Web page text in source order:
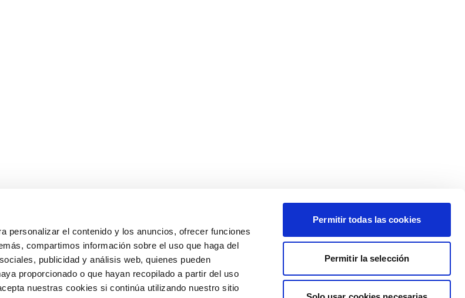
personalizar el contenido y los anuncios, ofrecer funciones
compartimos información sobre el uso que haga del
publicidad y análisis web, quienes pueden
proporcionado o que hayan recopilado a partir del uso
nuestras cookies si continúa utilizando nuestro sitio
Permitir todas las cookies
Permitir la selección